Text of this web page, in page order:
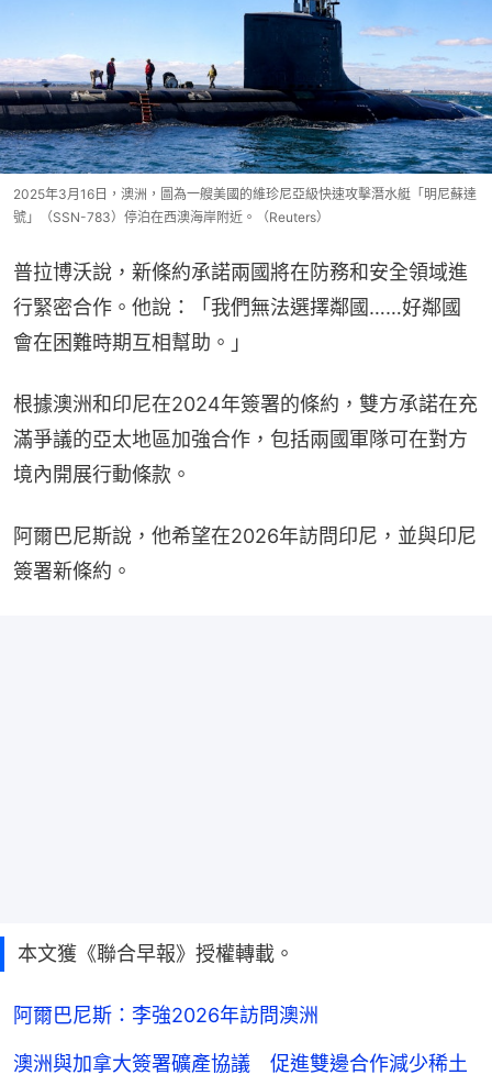
2025年3月16日，澳洲，圖為一艘美國的維珍尼亞級快速攻擊潛水艇「明尼蘇達
號」（SSN-783）停泊在西澳海岸附近。（Reuters）
普拉博沃說，新條約承諾兩國將在防務和安全領域進
行緊密合作。他說：「我們無法選擇鄰國……好鄰國
會在困難時期互相幫助。」
根據澳洲和印尼在2024年簽署的條約，雙方承諾在充
滿爭議的亞太地區加強合作，包括兩國軍隊可在對方
境內開展行動條款。
阿爾巴尼斯說，他希望在2026年訪問印尼，並與印尼
簽署新條約。
本文獲《聯合早報》授權轉載。
阿爾巴尼斯：李強2026年訪問澳洲
澳洲與加拿大簽署礦產協議 促進雙邊合作減少稀土